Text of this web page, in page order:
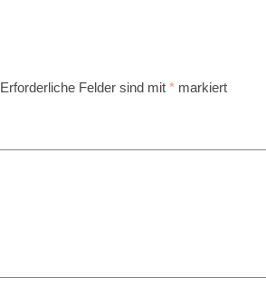
Erforderliche Felder sind mit * markiert